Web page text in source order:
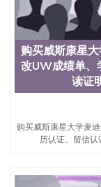
购买威斯康星
改UW成绩单、
读证
购买威斯康星大学麦
历认证、留信